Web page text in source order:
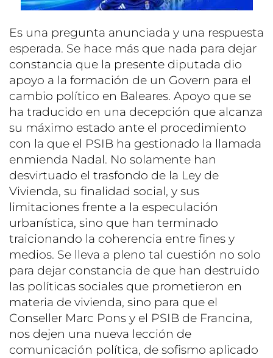
Es una pregunta anunciada y una respuesta
esperada. Se hace más que nada para dejar
constancia que la presente diputada dio
apoyo a la formación de un Govern para el
cambio político en Baleares. Apoyo que se
ha traducido en una decepción que alcanza
su máximo estado ante el procedimiento
con la que el PSIB ha gestionado la llamada
enmienda Nadal. No solamente han
desvirtuado el trasfondo de la Ley de
Vivienda, su finalidad social, y sus
limitaciones frente a la especulación
urbanística, sino que han terminado
traicionando la coherencia entre fines y
medios. Se lleva a pleno tal cuestión no solo
para dejar constancia de que han destruido
las políticas sociales que prometieron en
materia de vivienda, sino para que el
Conseller Marc Pons y el PSIB de Francina,
nos dejen una nueva lección de
comunicación política, de sofismo aplicado